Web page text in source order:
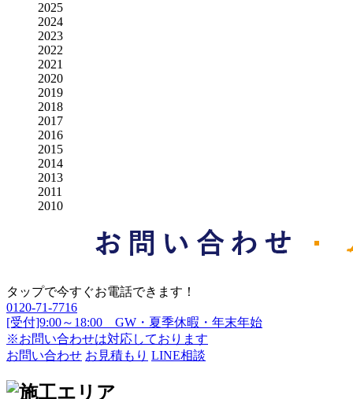
2025
2024
2023
2022
2021
2020
2019
2018
2017
2016
2015
2014
2013
2011
2010
タップで今すぐお電話できます！
0120-71-7716
[受付]9:00～18:00 GW・夏季休暇・年末年始
※お問い合わせは対応しております
お問い合わせ お見積もり LINE相談